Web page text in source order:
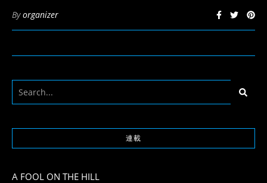
Byorganizer
連載
A FOOL ON THE HILL